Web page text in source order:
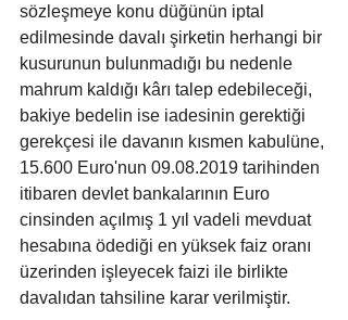
sözleşmeye konu düğünün iptal
edilmesinde davalı şirketin herhangi bir
kusurunun bulunmadığı bu nedenle
mahrum kaldığı kârı talep edebileceği,
bakiye bedelin ise iadesinin gerektiği
gerekçesi ile davanın kısmen kabulüne,
15.600 Euro'nun 09.08.2019 tarihinden
itibaren devlet bankalarının Euro
cinsinden açılmış 1 yıl vadeli mevduat
hesabına ödediği en yüksek faiz oranı
üzerinden işleyecek faizi ile birlikte
davalıdan tahsiline karar verilmiştir.